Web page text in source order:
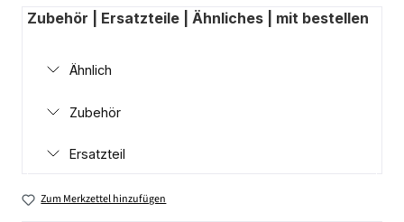
Zubehör | Ersatzteile | Ähnliches | mit bestellen
Ähnlich
Zubehör
Ersatzteil
Zum Merkzettel hinzufügen